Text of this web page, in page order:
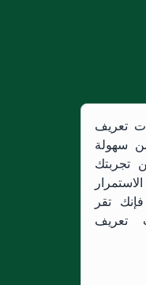
تعريف
من سهولة
تجربتك
تقر
تعريف